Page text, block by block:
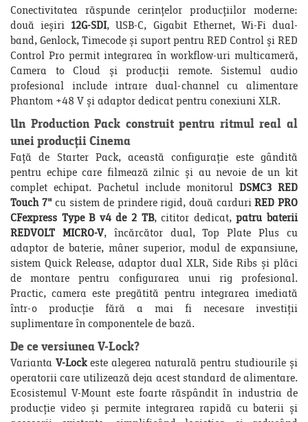
Conectivitatea răspunde cerințelor producțiilor moderne:
două ieșiri 12G-SDI, USB-C, Gigabit Ethernet, Wi-Fi dual-
band, Genlock, Timecode și suport pentru RED Control și RED
Control Pro permit integrarea în workflow-uri multicameră,
Camera to Cloud și producții remote. Sistemul audio
profesional include intrare dual-channel cu alimentare
Phantom +48 V și adaptor dedicat pentru conexiuni XLR.
Un Production Pack construit pentru ritmul real al
unei producții Cinema
Față de Starter Pack, această configurație este gândită
pentru echipe care filmează zilnic și au nevoie de un kit
complet echipat. Pachetul include monitorul DSMC3 RED
Touch 7"cu sistem de prindere rigid, două carduriRED PRO
CFexpress Type B v4 de 2 TB, cititor dedicat,patru baterii
REDVOLT MICRO-V, încărcător dual, Top Plate Plus cu
adaptor de baterie, mâner superior, modul de expansiune,
sistem Quick Release, adaptor dual XLR, Side Ribs și plăci
de montare pentru configurarea unui rig profesional.
Practic, camera este pregătită pentru integrarea imediată
într-o producție fără a mai fi necesare investiții
suplimentare în componentele de bază.
De ce versiunea V-Lock?
Varianta V-Lockeste alegerea naturală pentru studiourile și
operatorii care utilizează deja acest standard de alimentare.
Ecosistemul V-Mount este foarte răspândit în industria de
producție video și permite integrarea rapidă cu baterii și